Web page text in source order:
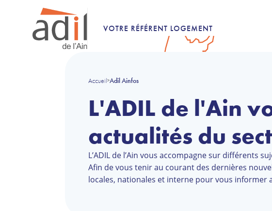
VOTRE RÉFÉRENT LOGEMENT
Accueil>Adil Ainfos
L'ADIL de l'Ain
actualités du
L’ADIL de l’Ain vous accompagne sur différents
Afin de vous tenir au courant des dernières
locales, nationales et interne pour vous informer